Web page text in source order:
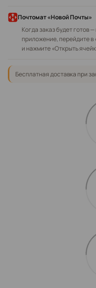
Почтомат «Новой Почты»
Когда заказ будет готов
приложение, перейдите
и нажмите «Открыть
Бесплатная доставка при